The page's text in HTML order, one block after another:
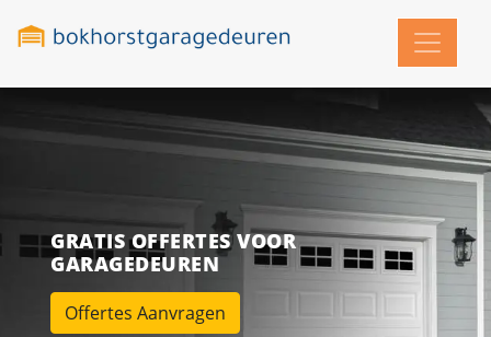
GRATIS OFFERTES VOOR
GARAGEDEUREN
Offertes Aanvragen